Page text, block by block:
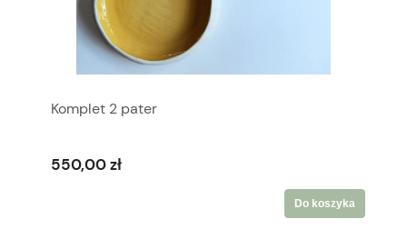
Komplet 2 pater
550,00 zł
Do koszyka